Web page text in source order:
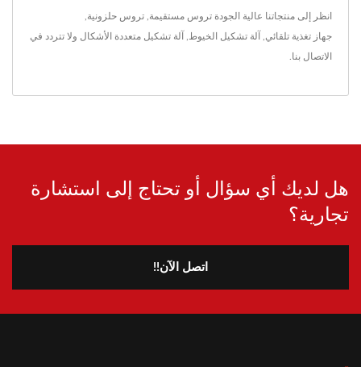
انظر إلى منتجاتنا عالية الجودة تروس مستقيمة تروس حلزونية
جهاز تغذية تلقائي آلة تشكيل الخيوط آلة تشكيل متعددة الأشكال ولا تتردد في
الاتصال بنا
هل لديك أي سؤال أو تحتاج إلى استشارة
تجارية؟
اتصل الآن!!